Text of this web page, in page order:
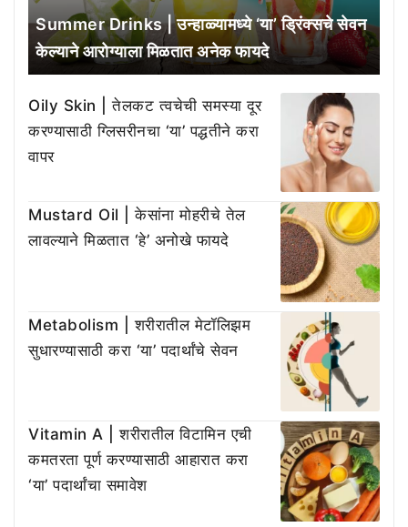
Summer Drinks | उन्हाळ्यामध्ये ‘या’ ड्रिंक्सचे सेवन
केल्याने आरोग्याला मिळतात अनेक फायदे
Oily Skin | तेलकट त्वचेची समस्या दूर
करण्यासाठी ग्लिसरीनचा ‘या’ पद्धतीने करा
वापर
Mustard Oil | केसांना मोहरीचे तेल
लावल्याने मिळतात ‘हे’ अनोखे फायदे
Metabolism | शरीरातील मेटॉलिझम
सुधारण्यासाठी करा ‘या’ पदार्थांचे सेवन
Vitamin A | शरीरातील विटामिन एची
कमतरता पूर्ण करण्यासाठी आहारात करा
‘या’ पदार्थांचा समावेश